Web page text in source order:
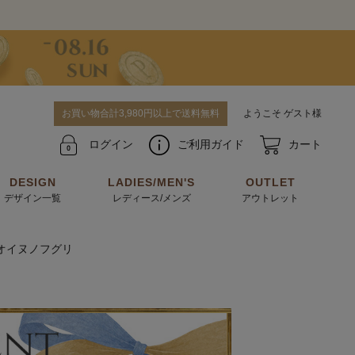
お買い物合計3,980円以上で送料無料 ようこそ ゲスト様
ログイン ご利用ガイド カート
パスケース キーケース
DESIGN
デザイン一覧
マテリアルから探す
LADIES/MEN'S
レディース/メンズ
For men's
OUTLET
アウトレット
ヌノフグリ